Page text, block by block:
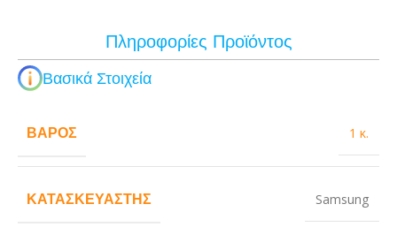
Πληροφορίες Προϊόντος
Βασικά Στοιχεία
ΒΆΡΟΣ 1 κ.
ΚΑΤΑΣΚΕΥΑΣΤΉΣ Samsung